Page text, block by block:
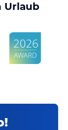
Urlaub